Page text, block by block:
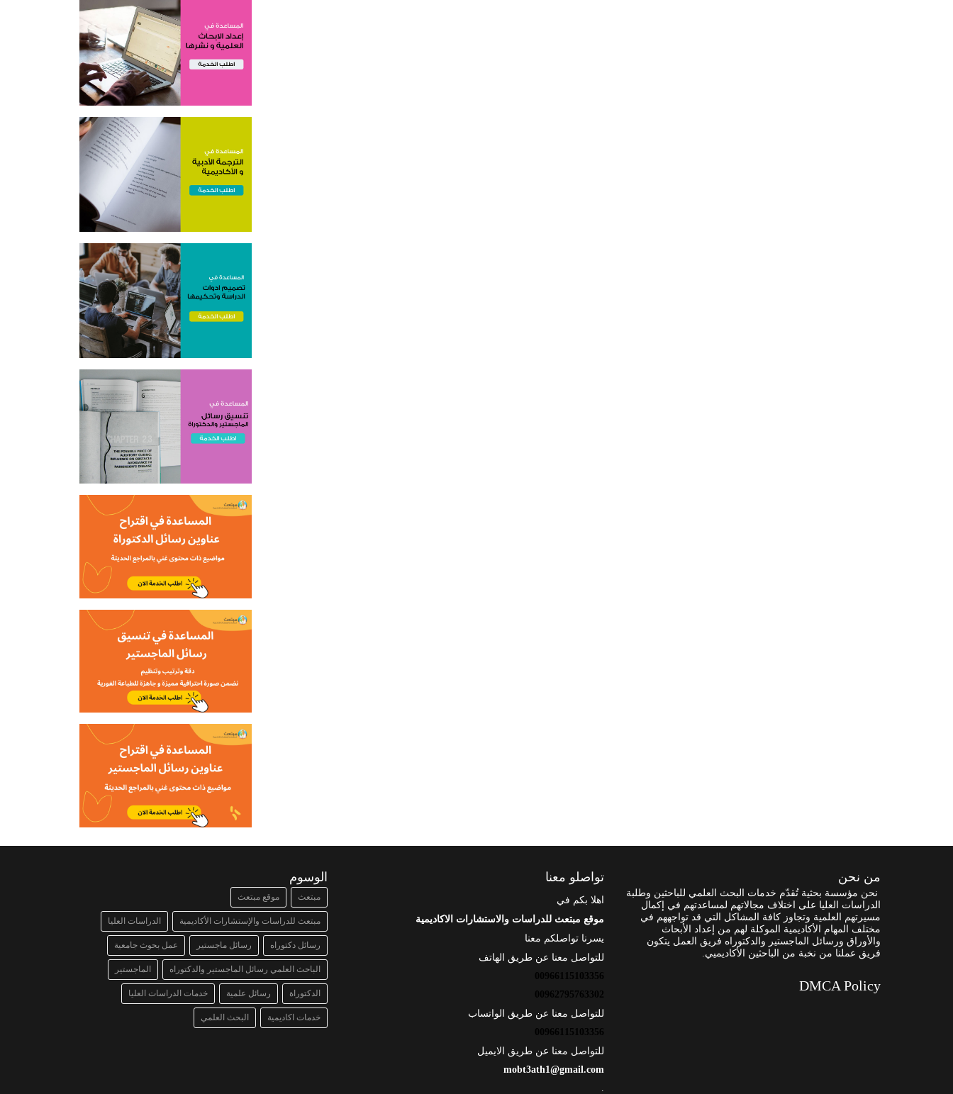
من نحن
نحن مؤسسة بحثية تُقدّم خدمات البحث العلمي للباحثين وطلبة
الدراسات العليا على اختلاف مجالاتهم لمساعدتهم في إكمال
مسيرتهم العلمية وتجاوز كافة المشاكل التي قد تواجههم في
مختلف المهام الأكاديمية الموكلة لهم من إعداد الأبحاث
والأوراق ورسائل الماجستير والدكتوراه فريق العمل يتكون
فريق عملنا من نخبة من الباحثين الأكاديميي.
DMCA Policy
تواصلو معنا
اهلا بكم في
موقع مبتعث للدراسات والاستشارات الاكاديمية
يسرنا تواصلكم معنا
للتواصل معنا عن طريق الهاتف
00966115103356
00962795763302
للتواصل معنا عن طريق الواتساب
00966115103356
للتواصل معنا عن طريق الايميل
mobt3ath1@gmail.com
الوسوم
مبتعث موقع مبتعث
مبتعث للدراسات والإستشارات الأكاديمية الدراسات العليا
رسائل دكتوراه رسائل ماجستير عمل بحوث جامعية
الباحث العلمي رسائل الماجستير والدكتوراه الماجستير
الدكتوراة رسائل علمية خدمات الدراسات العليا
خدمات اكاديمية البحث العلمي